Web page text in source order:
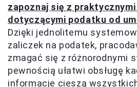
zapoznaj się z
dotyczącymi podatku od
Dzięki jednolitemu
zaliczek na podatek,
zmagać się z różnorodnymi
pewnością ułatwi obsługę
informacje cieszą